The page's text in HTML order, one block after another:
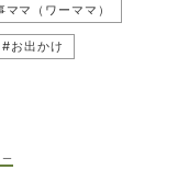
マ（ワーママ）
#お出かけ